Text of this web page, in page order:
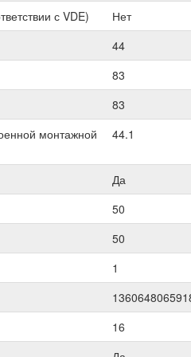
с VDE)
Нет
44
83
83
монтажной
44.1
Да
50
50
1
16